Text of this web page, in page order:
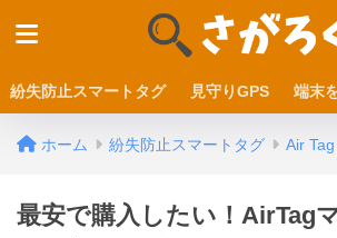
紛失防止スマートタグ 見守りGPS 端末
ホーム 紛失防止スマートタグ Air Tag
最安で購入したい！AirTag